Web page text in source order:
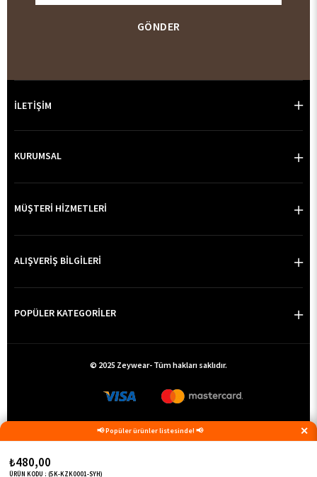
₺480,00
ÜRÜN KODU : (5K-KZK0001-SYH)
📢 Popüler ürünler listesinde! 📢 ✕
GÖNDER
İLETİŞİM
KURUMSAL
MÜŞTERİ HİZMETLERİ
ALIŞVERİŞ BİLGİLERİ
POPÜLER KATEGORİLER
© 2025 Zeywear- Tüm hakları saklıdır.